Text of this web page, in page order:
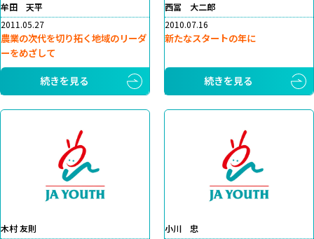
牟田 天平
2011.05.27
農業の次代を切り拓く地域のリーダ
ーをめざして
続きを見る
西冨 大二郎
2010.07.16
新たなスタートの年に
続きを見る
木村 友則
小川 忠